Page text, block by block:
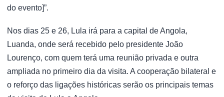
do evento]”.
Nos dias 25 e 26, Lula irá para a capital de Angola,
Luanda, onde será recebido pelo presidente João
Lourenço, com quem terá uma reunião privada e outra
ampliada no primeiro dia da visita. A cooperação bilateral e
o reforço das ligações históricas serão os principais temas